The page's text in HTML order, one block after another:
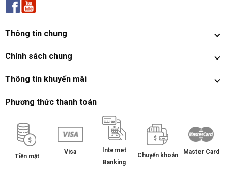
Thông tin chung
Chính sách chung
Thông tin khuyến mãi
Phương thức thanh toán
Tiền mặt
Visa
Internet
Banking
Chuyển khoản Master Card